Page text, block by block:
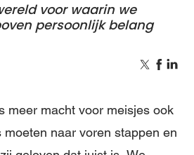
voor waarin we
persoonlijk belang
meer macht voor meisjes ook
moeten naar voren stappen en